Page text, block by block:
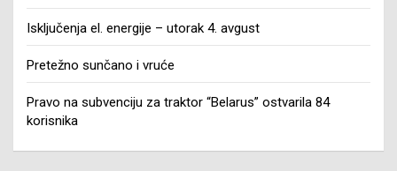
Isključenja el. energije – utorak 4. avgust
Pretežno sunčano i vruće
Pravo na subvenciju za traktor “Belarus” ostvarila 84
korisnika